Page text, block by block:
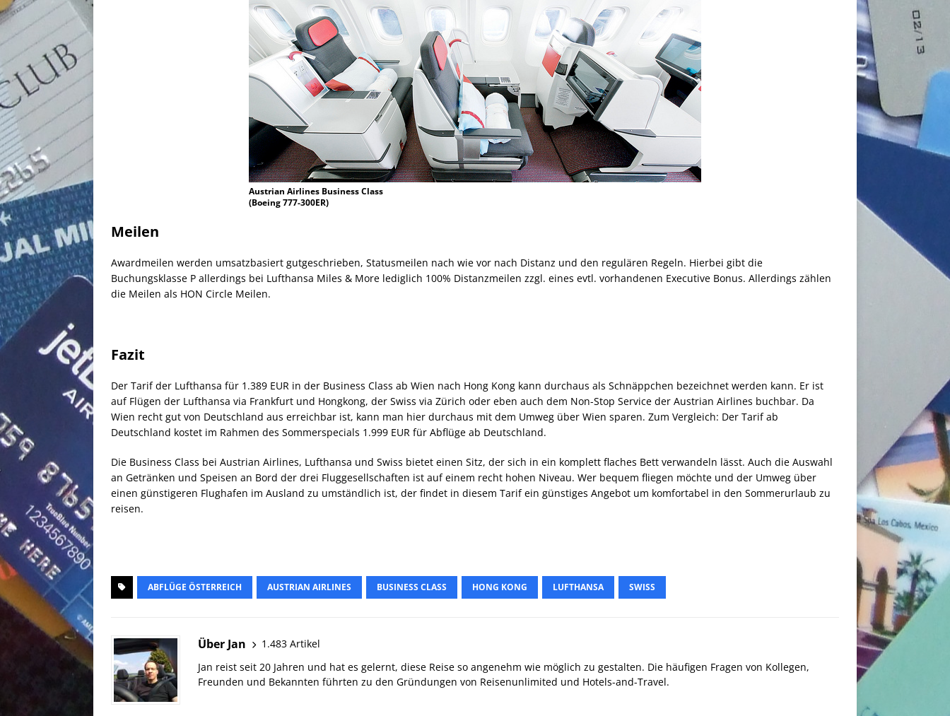
Austrian Airlines Business Class
(Boeing 777-300ER)
Meilen
Awardmeilen werden umsatzbasiert gutgeschrieben, Statusmeilen nach wie vor nach Distanz und den regulären Regeln. Hierbei gibt die
Buchungsklasse P allerdings bei Lufthansa Miles & More lediglich 100% Distanzmeilen zzgl. eines evtl. vorhandenen Executive Bonus. Allerdings zählen
die Meilen als HON Circle Meilen.
Fazit
Der Tarif der Lufthansa für 1.389 EUR in der Business Class ab Wien nach Hong Kong kann durchaus als Schnäppchen bezeichnet werden kann. Er ist
auf Flügen der Lufthansa via Frankfurt und Hongkong, der Swiss via Zürich oder eben auch dem Non-Stop Service der Austrian Airlines buchbar. Da
Wien recht gut von Deutschland aus erreichbar ist, kann man hier durchaus mit dem Umweg über Wien sparen. Zum Vergleich: Der Tarif ab
Deutschland kostet im Rahmen des Sommerspecials 1.999 EUR für Abflüge ab Deutschland.
Die Business Class bei Austrian Airlines, Lufthansa und Swiss bietet einen Sitz, der sich in ein komplett flaches Bett verwandeln lässt. Auch die Auswahl
an Getränken und Speisen an Bord der drei Fluggesellschaften ist auf einem recht hohen Niveau. Wer bequem fliegen möchte und der Umweg über
einen günstigeren Flughafen im Ausland zu umständlich ist, der findet in diesem Tarif ein günstiges Angebot um komfortabel in den Sommerurlaub zu
reisen.
ABFLÜGE ÖSTERREICH AUSTRIAN AIRLINES BUSINESS CLASS HONG KONG LUFTHANSA SWISS
Über Jan
1.483 Artikel
Jan reist seit 20 Jahren und hat es gelernt, diese Reise so angenehm wie möglich zu gestalten. Die häufigen Fragen von Kollegen,
Freunden und Bekannten führten zu den Gründungen von Reisenunlimited und Hotels-and-Travel.